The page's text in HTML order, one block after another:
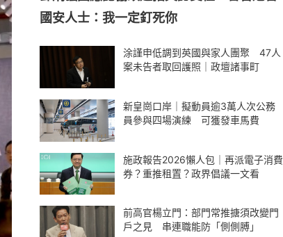
國安人士：我一定釘死你
涂謹申低調到英國與家人團聚 47人
案未告者取回護照｜政壇諸事町
新皇崗口岸｜擬動員逾3萬人次公務
員參與四場演練 可獲發車馬費
施政報告2026懶人包｜再派電子消費
券？重推租置？政界倡議一文看
前高官楊立門：部門常推搪須改變門
戶之見 串連職能防「側側膊」